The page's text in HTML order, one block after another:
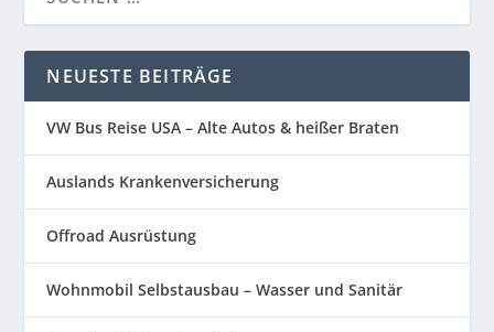
NEUESTE BEITRÄGE
VW Bus Reise USA – Alte Autos & heißer Braten
Auslands Krankenversicherung
Offroad Ausrüstung
Wohnmobil Selbstausbau – Wasser und Sanitär